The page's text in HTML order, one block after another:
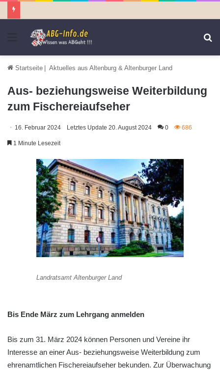
Menü
Startseite | Aktuelles aus Altenburg & Altenburger Land
Aus- beziehungsweise Weiterbildung
zum Fischereiaufseher
16. Februar 2024 Letztes Update 20. August 2024 0 686
1 Minute Lesezeit
Landratsamt Altenburger Land
Bis Ende März zum Lehrgang anmelden
Bis zum 31. März 2024 können Personen und Vereine ihr
Interesse an einer Aus- beziehungsweise Weiterbildung zum
ehrenamtlichen Fischereiaufseher bekunden. Zur Überwachung